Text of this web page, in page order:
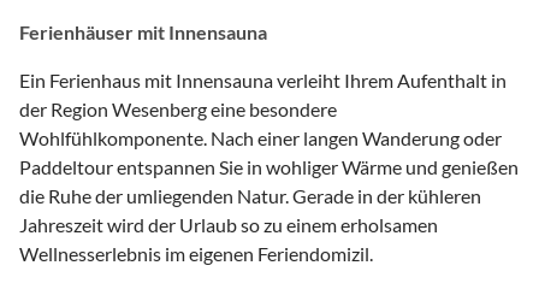
Ferienhäuser mit Innensauna
Ein Ferienhaus mit Innensauna verleiht Ihrem Aufenthalt in
der Region Wesenberg eine besondere
Wohlfühlkomponente. Nach einer langen Wanderung oder
Paddeltour entspannen Sie in wohliger Wärme und genießen
die Ruhe der umliegenden Natur. Gerade in der kühleren
Jahreszeit wird der Urlaub so zu einem erholsamen
Wellnesserlebnis im eigenen Feriendomizil.